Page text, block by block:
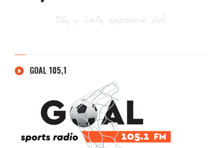
GOAL 105,1